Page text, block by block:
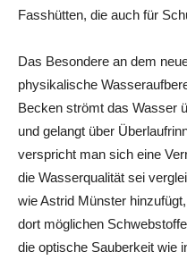
Fasshütten, die auch für
Das Besondere an dem
physikalische
Becken strömt das Wasser
und gelangt über
verspricht man sich eine
die Wasserqualität sei
wie Astrid Münster
dort möglichen
die optische Sauberkeit wie